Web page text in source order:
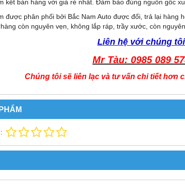
kết bán hàng với giá rẻ nhất. Đảm bảo đúng nguồn gốc
được phân phối bởi Bắc Nam Auto được đổi, trả lại hàng
còn nguyên vẹn, không lắp ráp, trầy xước, còn
Liên hệ với chúng tôi
Mr Tàu: 0985 089
Chúng tôi sẽ liên lạc và tư vấn chi tiết hơn